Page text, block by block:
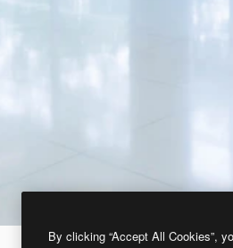
By clicking “Accept All Cookies”,